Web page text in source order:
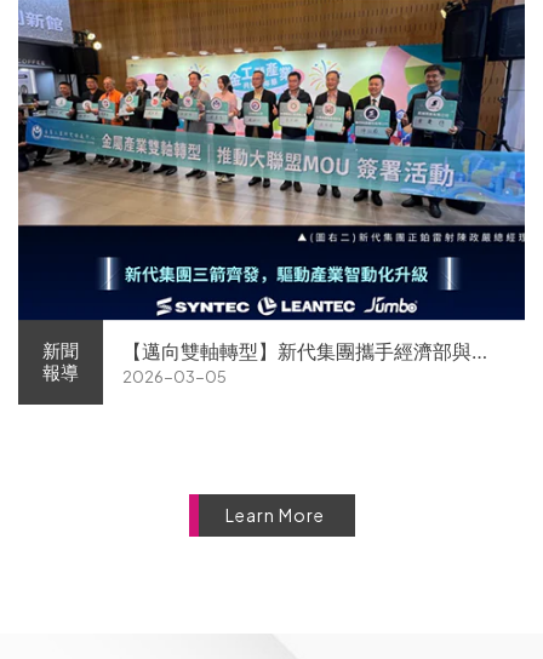
新聞
報導
【邁向雙軸轉型】新代集團攜手經濟部與金
屬中心簽署MOU 領航 AI機器人智慧智造
2026-03-05
Learn More